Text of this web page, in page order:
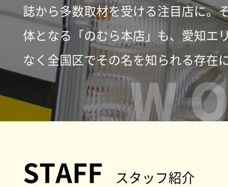
誌から多数取材を受ける注目店に。
体となる「のむら本店」も、愛知エ
なく全国区でその名を知られる存在
STAFF スタッフ紹介